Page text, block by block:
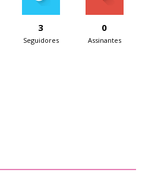
3
Seguidores
0
Assinantes